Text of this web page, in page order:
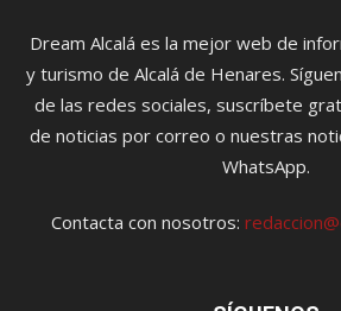
Dream Alcalá es la mejor web de
y turismo de Alcalá de Henares.
de las redes sociales, suscríbete
de noticias por correo o nuestras
WhatsApp.
Contacta con nosotros: